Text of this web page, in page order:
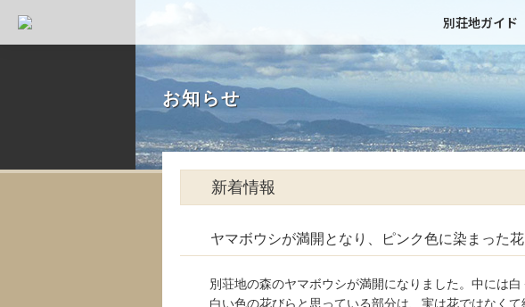
別荘地ガイド
お知らせ
新着情報
ヤマボウシが満開となり、ピンク色に染まった花
別荘地の森のヤマボウシが満開になりました。中には
白い色の花びらと思っている部分は、実は花ではなく